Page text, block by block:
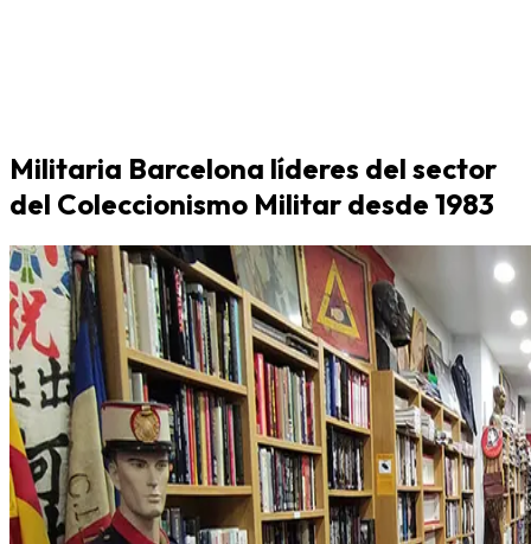
Militaria Barcelona líderes del sector
del Coleccionismo Militar desde 1983